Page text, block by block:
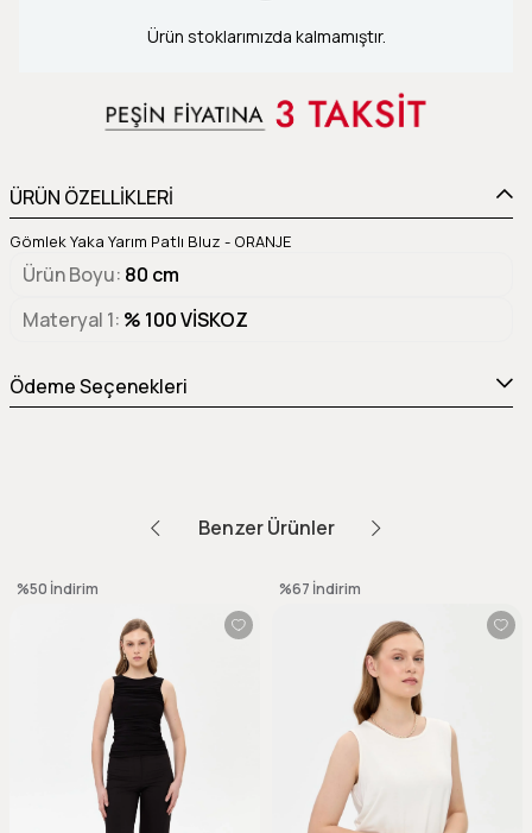
Ürün stoklarımızda kalmamıştır.
ÜRÜN ÖZELLİKLERİ
Gömlek Yaka Yarım Patlı Bluz - ORANJE
Ürün Boyu 80 cm
Materyal 1 % 100 VİSKOZ
Ödeme Seçenekleri
Benzer Ürünler
%50 İndirim %67 İndirim